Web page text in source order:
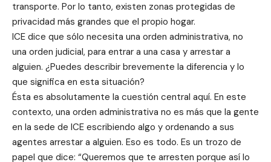
transporte. Por lo tanto, existen zonas protegidas de
privacidad más grandes que el propio hogar.
ICE dice que sólo necesita una orden administrativa, no
una orden judicial, para entrar a una casa y arrestar a
alguien. ¿Puedes describir brevemente la diferencia y lo
que significa en esta situación?
Ésta es absolutamente la cuestión central aquí. En este
contexto, una orden administrativa no es más que la gente
en la sede de ICE escribiendo algo y ordenando a sus
agentes arrestar a alguien. Eso es todo. Es un trozo de
papel que dice: “Queremos que te arresten porque así lo